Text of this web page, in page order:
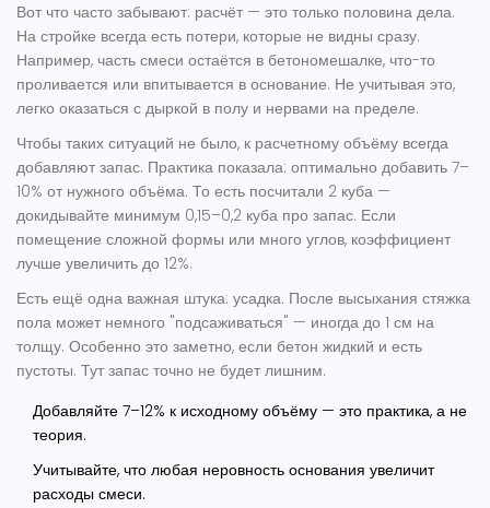
Вот что часто забывают: расчёт — это только половина дела.
На стройке всегда есть потери, которые не видны сразу.
Например, часть смеси остаётся в бетономешалке, что-то
проливается или впитывается в основание. Не учитывая это,
легко оказаться с дыркой в полу и нервами на пределе.
Чтобы таких ситуаций не было, к расчетному объёму всегда
добавляют запас. Практика показала: оптимально добавить 7–
10% от нужного объёма. То есть посчитали 2 куба —
докидывайте минимум 0,15–0,2 куба про запас. Если
помещение сложной формы или много углов, коэффициент
лучше увеличить до 12%.
Есть ещё одна важная штука: усадка. После высыхания стяжка
пола может немного "подсаживаться" — иногда до 1 см на
толщу. Особенно это заметно, если бетон жидкий и есть
пустоты. Тут запас точно не будет лишним.
Добавляйте 7–12% к исходному объёму — это практика, а не
теория.
Учитывайте, что любая неровность основания увеличит
расходы смеси.